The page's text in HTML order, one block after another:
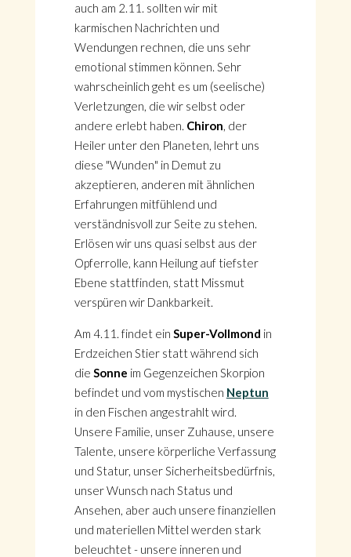
auch am 2.11. sollten wir mit
karmischen Nachrichten und
Wendungen rechnen, die uns sehr
emotional stimmen können. Sehr
wahrscheinlich geht es um (seelische)
Verletzungen, die wir selbst oder
andere erlebt haben. Chiron, der
Heiler unter den Planeten, lehrt uns
diese "Wunden" in Demut zu
akzeptieren, anderen mit ähnlichen
Erfahrungen mitfühlend und
verständnisvoll zur Seite zu stehen.
Erlösen wir uns quasi selbst aus der
Opferrolle, kann Heilung auf tiefster
Ebene stattfinden, statt Missmut
verspüren wir Dankbarkeit.
Am 4.11. findet ein Super-Vollmond in
Erdzeichen Stier statt während sich
die Sonne im Gegenzeichen Skorpion
befindet und vom mystischen Neptun
in den Fischen angestrahlt wird.
Unsere Familie, unser Zuhause, unsere
Talente, unsere körperliche Verfassung
und Statur, unser Sicherheitsbedürfnis,
unser Wunsch nach Status und
Ansehen, aber auch unsere finanziellen
und materiellen Mittel werden stark
beleuchtet - unsere inneren und